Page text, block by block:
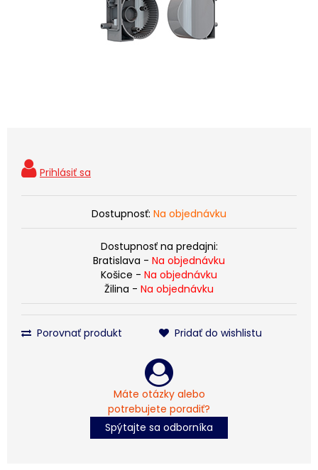
Dostupnosť: Na objednávku
Dostupnosť na predajni:
Bratislava - Na objednávku
Košice - Na objednávku
Žilina - Na objednávku
Porovnať produkt Pridať do wishlistu
Máte otázky alebo
potrebujete poradiť?
Spýtajte sa odborníka